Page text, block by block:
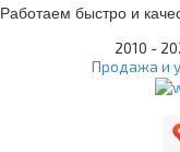
Работаем быстро и
2010 -
Продажа и